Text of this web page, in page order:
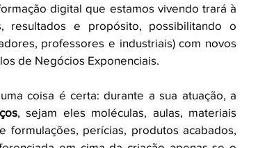
digital que estamos vivendo trará à
resultados e propósito, possibilitando o
de Negócios Exponenciais.
coisa é certa: durante a sua atuação, a
, sejam eles moléculas, aulas, materiais
formulações, perícias, produtos acabados,